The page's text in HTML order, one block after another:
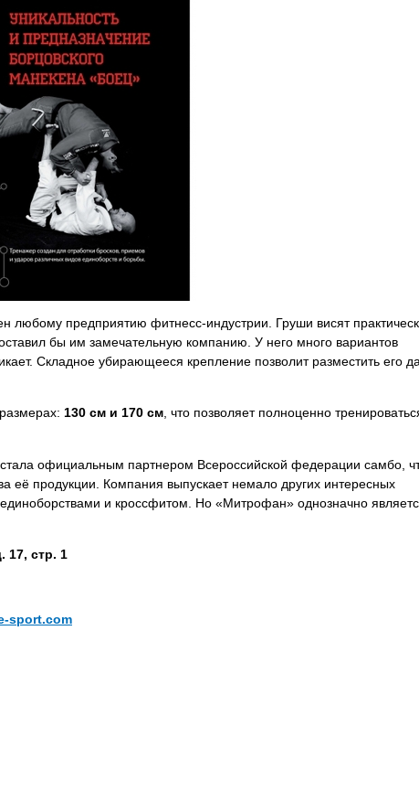
любому предприятию фитнесс-индустрии. Груши висят
бы им замечательную компанию. У него много вариантов
Складное убирающееся крепление позволит разместить его
130 см и 170 см, что позволяет полноценно
официальным партнером Всероссийской федерации самбо,
её продукции. Компания выпускает немало других интересных
и кроссфитом. Но «Митрофан» однозначно
17, стр. 1
sport.com